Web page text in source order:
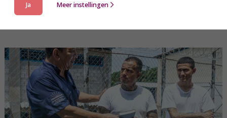
Ja Meer instellingen